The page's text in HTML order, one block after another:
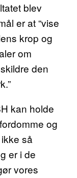
blev
er at “vise
krop og
om
den
kan holde
og
så
er i de
vores